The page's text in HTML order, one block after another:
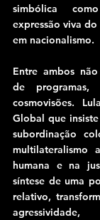
simbólica
expressão viva
em nacionalismo.
Entre ambos
de
cosmovisões.
Global que
subordinação
multilateralismo
humana e na
síntese de uma
relativo,